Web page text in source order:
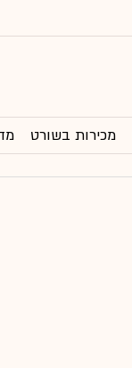
מכירות בשורט